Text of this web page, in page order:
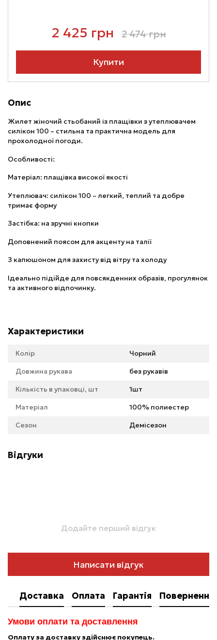
2 425 грн 2 474 грн
Купити
Опис
Жилет жіночий стьобаний із плащівки з утеплювачем
силікон 100 – стильна та практична модель для
прохолодної погоди.
Особливості:
Матеріал: плащівка високої якості
Утеплювач: силікон 100 – легкий, теплий та добре
тримає форму
Застібка: на зручні кнопки
Доповнений поясом для акценту на талії
З капюшоном для захисту від вітру та холоду
Ідеально підійде для повсякденних образів, прогулянок
та активного відпочинку.
Характеристики
Колір Чорний
Довжина рукава без рукавів
Кількість в упаковці, шт 1шт
Матеріал 100% полиестер
Сезон Демісезон
Відгуки
Додайте перший відгук
Написати відгук
Доставка Оплата Гарантія Повернення
Умови оплати та доставлення
Оплату за доставку здійснює покупець.